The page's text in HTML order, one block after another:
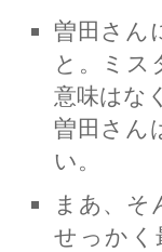
曽田さん
と。ミス
意味はな
曽田さん
い。
まあ、そ
せっか